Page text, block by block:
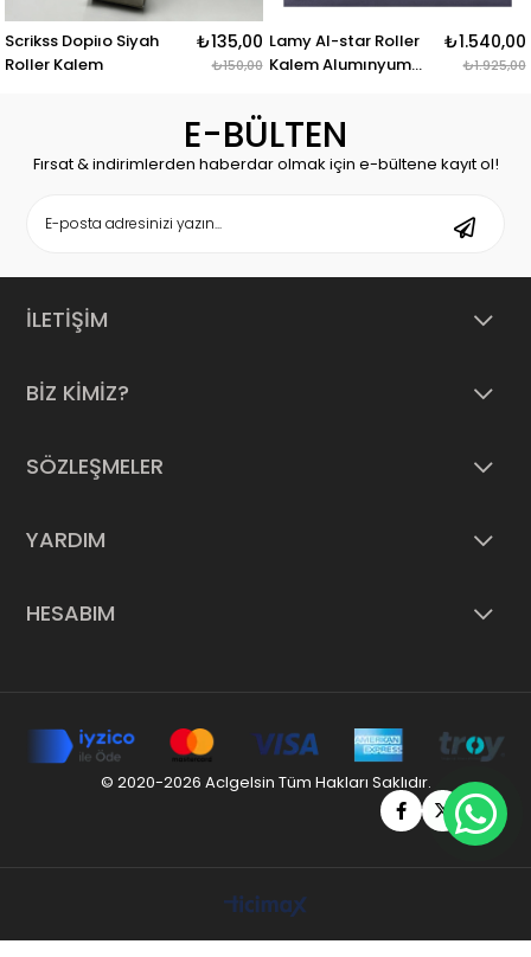
₺135,00
₺150,00
Lamy Al-star Roller
Kalem Alumınyum
₺1.540,00
₺1.925,00
Lamy Safari Roller
Kalem Metal Klıps
E-BÜLTEN
Fırsat & indirimlerden haberdar olmak için e-bültene kayıt ol!
İLETİŞİM
BİZ KİMİZ?
SÖZLEŞMELER
YARDIM
HESABIM
© 2020-2026 Aclgelsin Tüm Hakları Saklıdır.